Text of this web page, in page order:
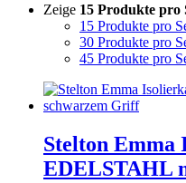
Zeige 15 Produkte pro
15 Produkte pro
30 Produkte pro
45 Produkte pro
Stelton Emma
EDELSTAHL